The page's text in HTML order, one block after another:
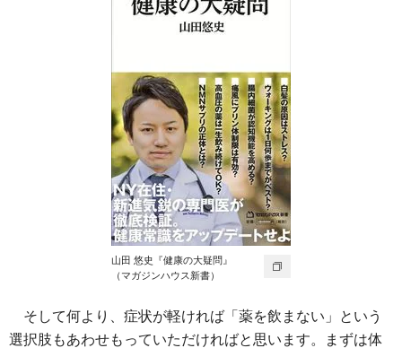
山田 悠史『健康の大疑問』
（マガジンハウス新書）
そして何より、症状が軽ければ「薬を飲まない」という
選択肢もあわせもっていただければと思います。まずは体